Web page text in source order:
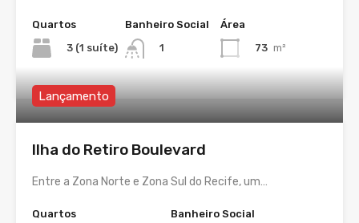
Quartos
3 (1 suíte)
Banheiro Social
1
Área
73 m²
Lançamento
Ilha do Retiro Boulevard
Entre a Zona Norte e Zona Sul do Recife, um…
Quartos
Banheiro Social